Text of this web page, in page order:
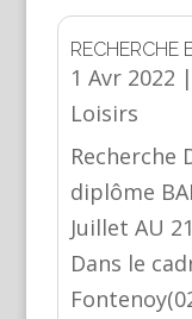
RECHERCHE
1 Avr 2022 |
Loisirs
Recherche
diplôme
Juillet AU
Dans le